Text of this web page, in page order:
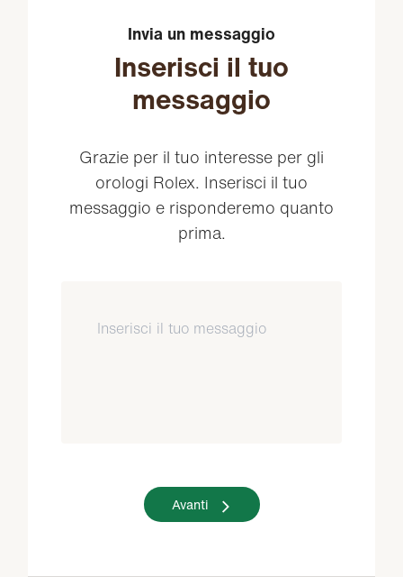
Invia un messaggio
Inserisci il tuo
messaggio
Grazie per il tuo interesse per gli
orologi Rolex. Inserisci il tuo
messaggio e risponderemo quanto
prima.
Avanti